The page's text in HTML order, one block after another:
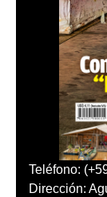
Teléfono:
Dirección: